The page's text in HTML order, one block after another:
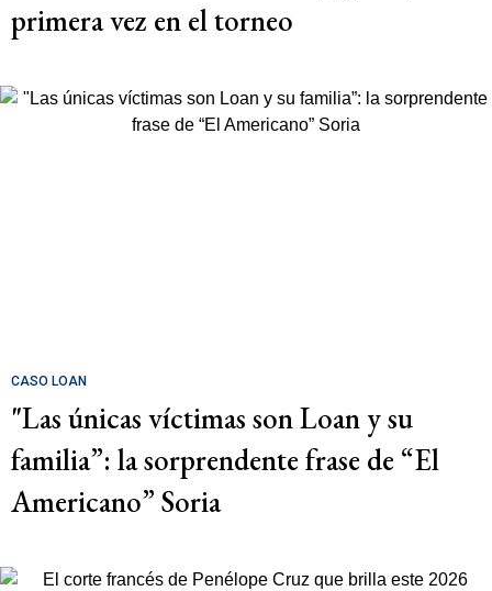
primera vez en el torneo
CASO LOAN
"Las únicas víctimas son Loan y su
familia”: la sorprendente frase de “El
Americano” Soria